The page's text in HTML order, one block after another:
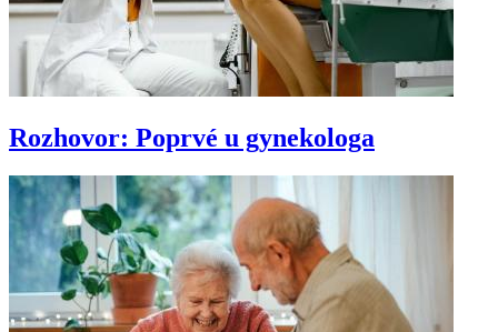
Rozhovor: Poprvé u gynekologa